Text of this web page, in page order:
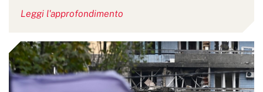
Leggi l'approfondimento